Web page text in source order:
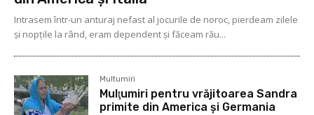
Intrasem într-un anturaj nefast al jocurile de noroc, pierdeam zilele
și nopțile la rând, eram dependent și făceam rău...
Multumiri
Mulţumiri pentru vrăjitoarea Sandra
primite din America și Germania